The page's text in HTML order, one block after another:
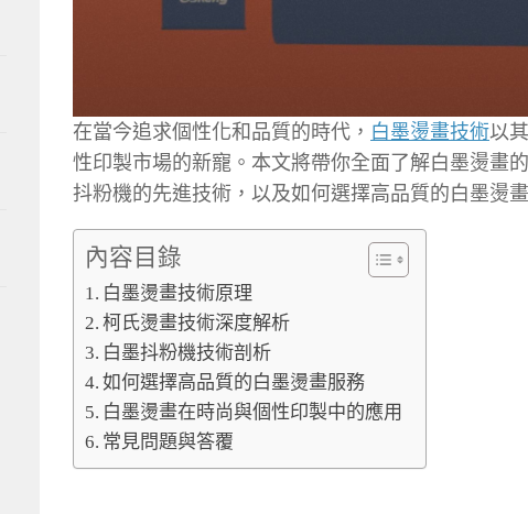
在當今追求個性化和品質的時代， 白墨燙畫技術以
性印製市場的新寵。本文將帶你全面了解白墨燙畫
抖粉機的先進技術，以及如何選擇高品質的白墨燙
內容目錄
白墨燙畫技術原理
柯氏燙畫技術深度解析
白墨抖粉機技術剖析
如何選擇高品質的白墨燙畫服務
白墨燙畫在時尚與個性印製中的應用
常見問題與答覆